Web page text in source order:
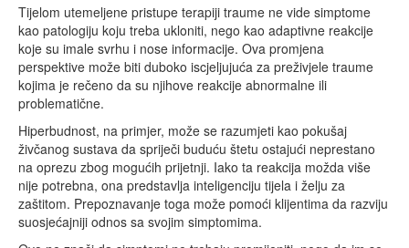
Tijelom utemeljene pristupe terapiji traume ne vide simptome
kao patologiju koju treba ukloniti, nego kao adaptivne reakcije
koje su imale svrhu i nose informacije. Ova promjena
perspektive može biti duboko iscjeljujuća za preživjele traume
kojima je rečeno da su njihove reakcije abnormalne ili
problematične.
Hiperbudnost, na primjer, može se razumjeti kao pokušaj
živčanog sustava da spriječi buduću štetu ostajući neprestano
na oprezu zbog mogućih prijetnji. Iako ta reakcija možda više
nije potrebna, ona predstavlja inteligenciju tijela i želju za
zaštitom. Prepoznavanje toga može pomoći klijentima da razviju
suosjećajniji odnos sa svojim simptomima.